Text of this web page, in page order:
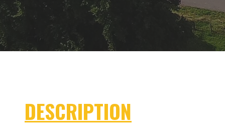
DESCRIPTION